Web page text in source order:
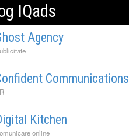
IQads
Agency
Communications
Kitchen
online